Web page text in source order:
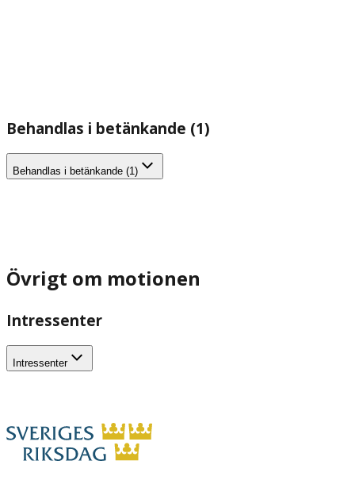
Behandlas i betänkande (1)
Behandlas i betänkande (1)
Övrigt om motionen
Intressenter
Intressenter